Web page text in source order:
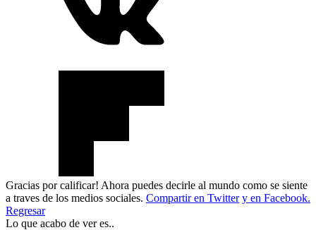
Gracias por calificar! Ahora puedes decirle al mundo como se siente
a traves de los medios sociales. Compartir en Twitter y en Facebook.
Regresar
Lo que acabo de ver es..